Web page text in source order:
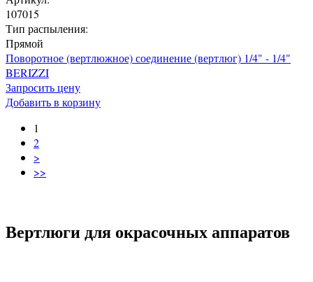
107015
Тип распыления:
Прямой
Поворотное (вертлюжное) соединение (вертлюг) 1/4" - 1/4"
BERIZZI
Запросить цену
Добавить в корзину
1
2
>
>>
Вертлюги для окрасочных аппаратов